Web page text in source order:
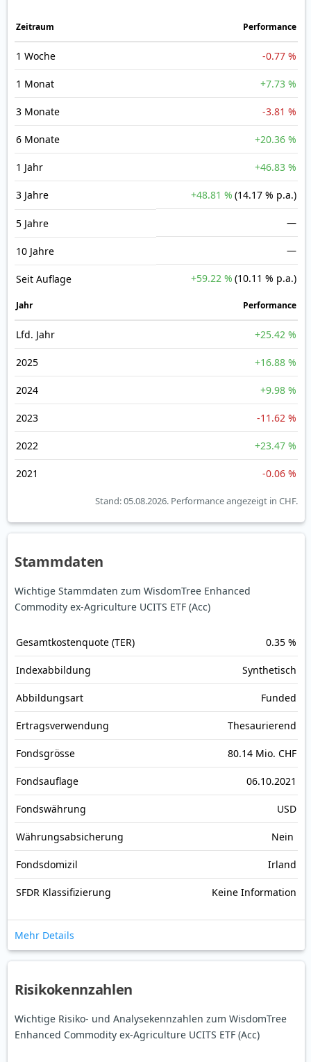
Zeit­raum Perfor­mance
1 Woche -0.77 %
1 Monat +7.73 %
3 Monate -3.81 %
6 Monate +20.36 %
1 Jahr +46.83 %
3 Jahre +48.81 % (14.17 % p.a.)
5 Jahre —
10 Jahre —
Seit Auflage +59.22 % (10.11 % p.a.)
Jahr Perfor­mance
Lfd. Jahr +25.42 %
2025 +16.88 %
2024 +9.98 %
2023 -11.62 %
2022 +23.47 %
2021 -0.06 %
Stand: 05.08.2026. Performance angezeigt in CHF.
Stammdaten
Wichtige Stammdaten zum WisdomTree Enhanced
Commodity ex-Agriculture UCITS ETF (Acc)
Gesamt­kosten­quote (TER) 0.35 %
Index­abbildung Synthetisch
Abbildungs­art Funded
Ertrags­verwendung Thesaurierend
Fonds­grösse 80.14 Mio. CHF
Fonds­auflage 06.10.2021
Fonds­währung USD
Währungsabsicherung Nein
Fondsdomizil Irland
SFDR Klassifizierung Keine Information
Mehr Details
Risikokennzahlen
Wichtige Risiko- und Analysekennzahlen zum WisdomTree
Enhanced Commodity ex-Agriculture UCITS ETF (Acc)